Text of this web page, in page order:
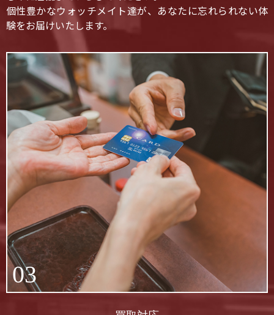
個性豊かなウォッチメイト達が、あなたに忘れられない体
験をお届けいたします。
03